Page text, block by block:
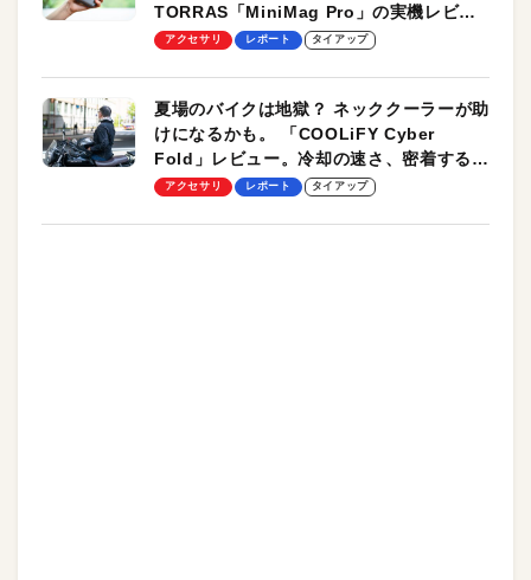
TORRAS「MiniMag Pro」の実機レビュ
ーも
アクセサリ レポート タイアップ
夏場のバイクは地獄？ ネッククーラーが助
けになるかも。 「COOLiFY Cyber
Fold」レビュー。冷却の速さ、密着する冷
却プレート、シンプルな操作性がグッド！
アクセサリ レポート タイアップ